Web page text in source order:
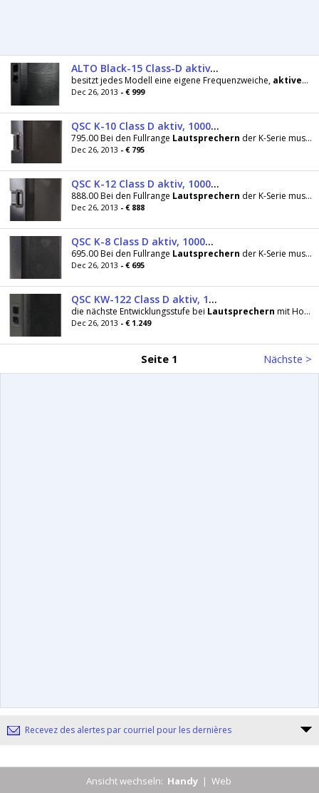
ALTO Black-15 Class-D aktiv, 1200Watt/15Zoll
besitzt jedes Modell eine eigene Frequenzweiche, aktiven
Dec 26, 2013 - € 999
QSC K-10 Class D aktiv, 1000W/10Zoll
795.00 Bei den Fullrange Lautsprechern der K-Serie muss kein Kompromiss in Bezug
Dec 26, 2013 - € 795
QSC K-12 Class D aktiv, 1000W/12Zoll
888.00 Bei den Fullrange Lautsprechern der K-Serie muss kein Kompromiss in Bezug
Dec 26, 2013 - € 888
QSC K-8 Class D aktiv, 1000W/8Zoll
695.00 Bei den Fullrange Lautsprechern der K-Serie muss kein Kompromiss in Bezug
Dec 26, 2013 - € 695
QSC KW-122 Class D aktiv, 1000W/305mm
die nächste Entwicklungsstufe bei Lautsprechern mit Holzgehäuse dar. Dabei sind die Gehäuse kompakter
Dec 26, 2013 - € 1.249
Seite 1 Nächste >
Recevez des alertes par courriel pour les dernières
Ansicht wechseln: Handy | Web